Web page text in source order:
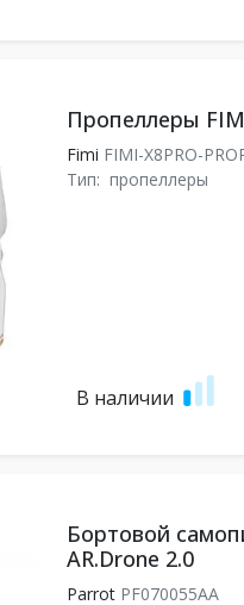
Пропеллеры
Fimi FIMI-X8PRO-
Тип: пропеллеры
В наличии
Бортовой
AR.Drone 2.0
ParrotPF070055AA